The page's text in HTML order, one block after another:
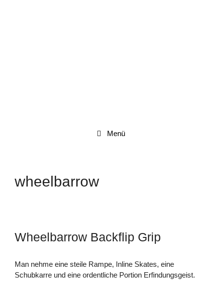
Menü
wheelbarrow
Wheelbarrow Backflip Grip
Man nehme eine steile Rampe, Inline Skates, eine
Schubkarre und eine ordentliche Portion Erfindungsgeist.